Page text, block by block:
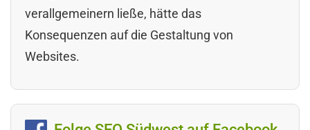
verallgemeinern ließe, hätte das
Konsequenzen auf die Gestaltung von
Websites.